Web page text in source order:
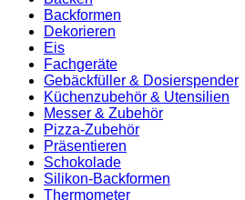
Backformen
Dekorieren
Eis
Fachgeräte
Gebäckfüller & Dosierspender
Küchenzubehör & Utensilien
Messer & Zubehör
Pizza-Zubehör
Präsentieren
Schokolade
Silikon-Backformen
Thermometer